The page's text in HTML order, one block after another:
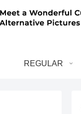
REGULAR